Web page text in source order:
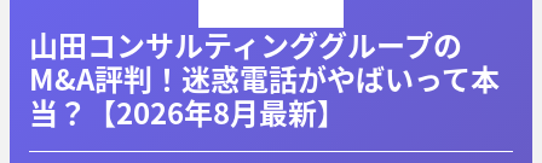
山田コンサルティンググループの
M&A評判！迷惑電話がやばいって本
当？【2026年8月最新】